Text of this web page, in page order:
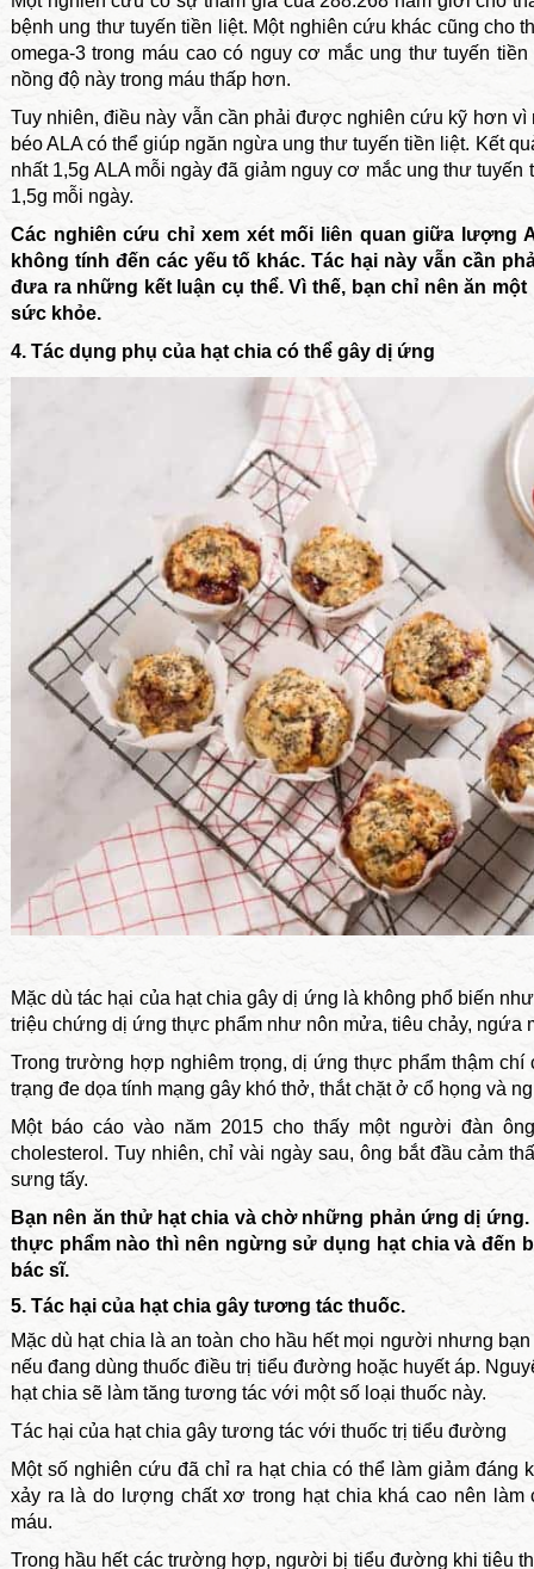
bệnh ung thư tuyến tiền liệt. Một nghiên cứu khác cũng cho
omega-3 trong máu cao có nguy cơ mắc ung thư tuyến
nồng độ này trong máu thấp hơn.
Tuy nhiên, điều này vẫn cần phải được nghiên cứu kỹ hơn
béo ALA có thể giúp ngăn ngừa ung thư tuyến tiền liệt. Kết
nhất 1,5g ALA mỗi ngày đã giảm nguy cơ mắc ung thư
1,5g mỗi ngày.
Các nghiên cứu chỉ xem xét mối liên quan giữa lượng
không tính đến các yếu tố khác. Tác hại này vẫn cần
đưa ra những kết luận cụ thể. Vì thế, bạn chỉ nên ăn
sức khỏe.
4. Tác dụng phụ của hạt chia có thể gây dị ứng
Mặc dù tác hại của hạt chia gây dị ứng là không phổ biến
triệu chứng dị ứng thực phẩm như nôn mửa, tiêu chảy, ngứa
Trong trường hợp nghiêm trọng, dị ứng thực phẩm thậm chí
trạng đe dọa tính mạng gây khó thở, thắt chặt ở cổ họng và
Một báo cáo vào năm 2015 cho thấy một người đàn
cholesterol. Tuy nhiên, chỉ vài ngày sau, ông bắt đầu cảm
sưng tấy.
Bạn nên ăn thử hạt chia và chờ những phản ứng dị
thực phẩm nào thì nên ngừng sử dụng hạt chia và đến
bác sĩ.
5. Tác hại của hạt chia gây tương tác thuốc.
Mặc dù hạt chia là an toàn cho hầu hết mọi người nhưng
nếu đang dùng thuốc điều trị tiểu đường hoặc huyết áp.
hạt chia sẽ làm tăng tương tác với một số loại thuốc này.
Tác hại của hạt chia gây tương tác với thuốc trị tiểu đường
Một số nghiên cứu đã chỉ ra hạt chia có thể làm giảm
xảy ra là do lượng chất xơ trong hạt chia khá cao nên làm
máu.
Trong hầu hết các trường hợp, người bị tiểu đường khi tiêu